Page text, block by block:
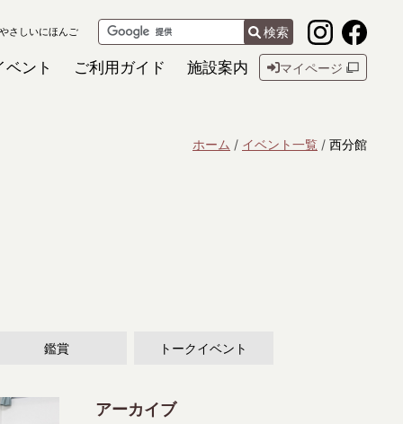
さしいにほんご 検索
ベント ご利用ガイド 施設案内 マイページ
ホーム イベント一覧 西分館
鑑賞 トークイベント
アーカイブ